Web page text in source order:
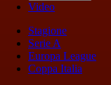
Video
Stagione
Serie A
Europa League
Coppa Italia